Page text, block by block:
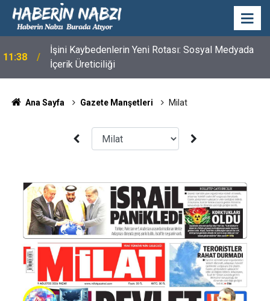
11:38
İşini Kaybedenlerin Yeni Rotası: Sosyal Medyada
İçerik Üreticiliği
Ana Sayfa Gazete Manşetleri Milat